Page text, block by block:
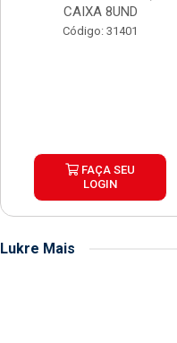
CAIXA 8UND
Código: 31401
FAÇA SEU
LOGIN
Lukre Mais